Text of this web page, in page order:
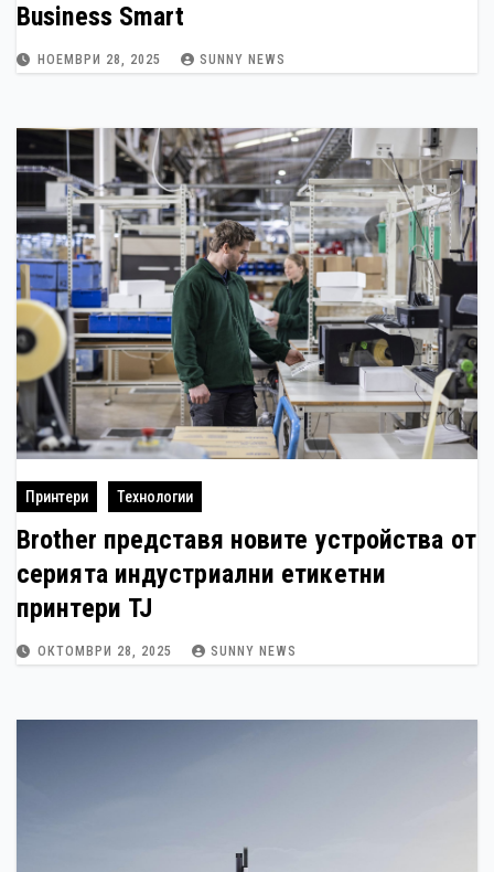
Business Smart
НОЕМВРИ 28, 2025 SUNNY NEWS
Принтери Технологии
Brother представя новите устройства от
серията индустриални етикетни
принтери TJ
ОКТОМВРИ 28, 2025 SUNNY NEWS